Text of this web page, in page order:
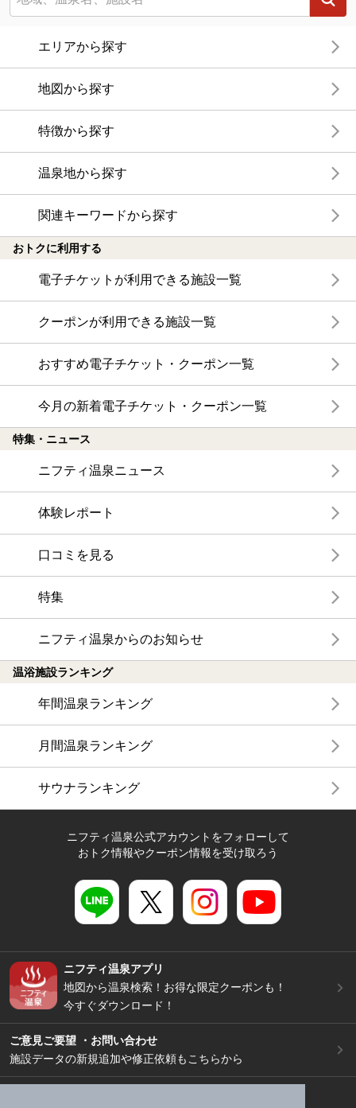
エリアから探す
地図から探す
特徴から探す
温泉地から探す
関連キーワードから探す
おトクに利用する
電子チケットが利用できる施設一覧
クーポンが利用できる施設一覧
おすすめ電子チケット・クーポン一覧
今月の新着電子チケット・クーポン一覧
特集・ニュース
ニフティ温泉ニュース
体験レポート
口コミを見る
特集
ニフティ温泉からのお知らせ
温浴施設ランキング
年間温泉ランキング
月間温泉ランキング
サウナランキング
ニフティ温泉公式アカウントをフォローして
おトク情報やクーポン情報を受け取ろう
ニフティ温泉アプリ
地図から温泉検索！お得な限定クーポンも！
今すぐダウンロード！
ご意見ご要望 ・お問い合わせ
施設データの新規追加や修正依頼もこちらから